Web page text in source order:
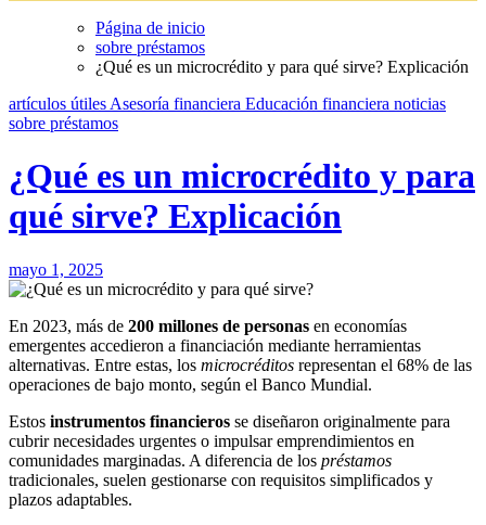
Página de inicio
sobre préstamos
¿Qué es un microcrédito y para qué sirve? Explicación
artículos útiles Asesoría financiera Educación financiera noticias
sobre préstamos
¿Qué es un microcrédito y para
qué sirve? Explicación
mayo 1, 2025
En 2023, más de 200 millones de personas en economías
emergentes accedieron a financiación mediante herramientas
alternativas. Entre estas, los microcréditos representan el 68% de las
operaciones de bajo monto, según el Banco Mundial.
Estos instrumentos financieros se diseñaron originalmente para
cubrir necesidades urgentes o impulsar emprendimientos en
comunidades marginadas. A diferencia de los préstamos
tradicionales, suelen gestionarse con requisitos simplificados y
plazos adaptables.